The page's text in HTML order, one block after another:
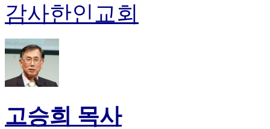
감사한인교회
고승희 목사